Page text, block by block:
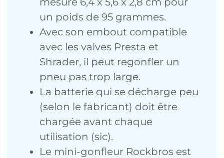
un poids de 95 grammes.
Avec son embout compatible
avec les valves Presta et
Shrader, il peut regonfler un
pneu pas trop large.
La batterie qui se décharge peu
(selon le fabricant) doit être
chargée avant chaque
utilisation (sic).
Le mini-gonfleur Rockbros est